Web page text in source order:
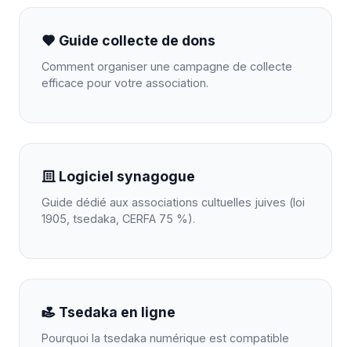
Guide collecte de dons
Comment organiser une campagne de collecte
efficace pour votre association.
Logiciel synagogue
Guide dédié aux associations cultuelles juives (loi
1905, tsedaka, CERFA 75 %).
Tsedaka en ligne
Pourquoi la tsedaka numérique est compatible